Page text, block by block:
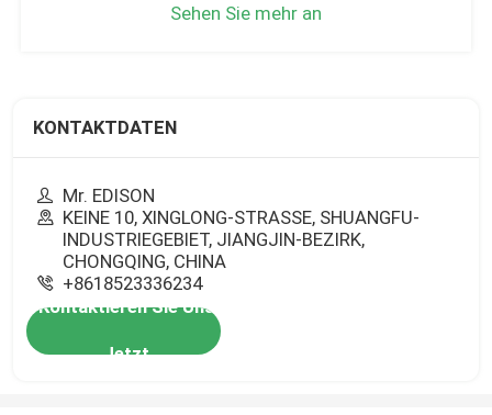
Sehen Sie mehr an
KONTAKTDATEN
Mr. EDISON
KEINE 10, XINGLONG-STRASSE, SHUANGFU-
INDUSTRIEGEBIET, JIANGJIN-BEZIRK,
CHONGQING, CHINA
+8618523336234
Kontaktieren Sie Uns
Jetzt